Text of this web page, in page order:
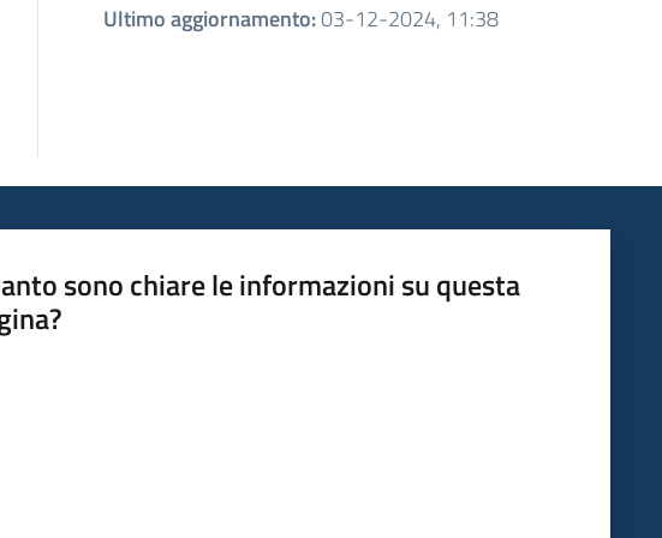
Ultimo aggiornamento:03-12-2024, 11:38
sono chiare le informazioni su questa